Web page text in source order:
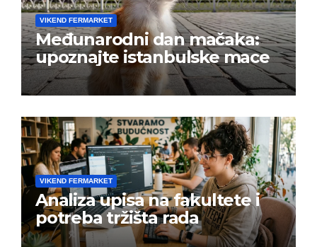
VIKEND FERMARKET
Međunarodni dan mačaka:
upoznajte istanbulske mace
VIKEND FERMARKET
Analiza upisa na fakultete i
potreba tržišta rada